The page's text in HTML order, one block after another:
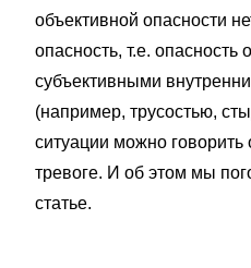
объективной опасности
опасность, т.е. опасность
субъективными
(например, трусостью,
ситуации можно говорить
тревоге. И об этом мы
статье.